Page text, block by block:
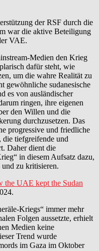
der RSF durch die
war die aktive Beteiligung
VAE.
Medien den Krieg
dafür steht, wie
um die wahre Realität zu
gewöhnliche sudanesische
es von ausländischer
ringen, ihre eigenen
den Willen und die
durchzusetzen. Das
progressive und friedliche
tiefgreifende und
Daher dient die
in diesem Aufsatz dazu,
und zu kritisieren.
the UAE kept the Sudan
Kriegs“ immer mehr
Folgen aussetzte, erhielt
Medien keine
Trend wurde
im Gaza im Oktober